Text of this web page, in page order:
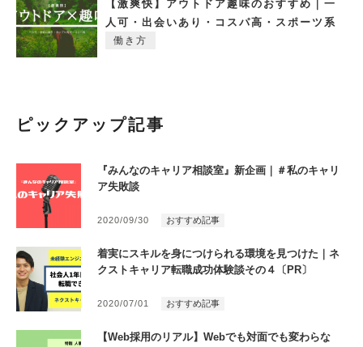
【激爽快】アウトドア趣味のおすすめ｜一
人可・出会いあり・コスパ高・スポーツ系
働き方
ピックアップ記事
『みんなのキャリア相談室』新企画｜＃私のキャリ
ア失敗談
2020/09/30 おすすめ記事
着実にスキルを身につけられる環境を見つけた｜ネ
クストキャリア転職成功体験談その４〔PR〕
2020/07/01 おすすめ記事
【Web採用のリアル】Webでも対面でも変わらな